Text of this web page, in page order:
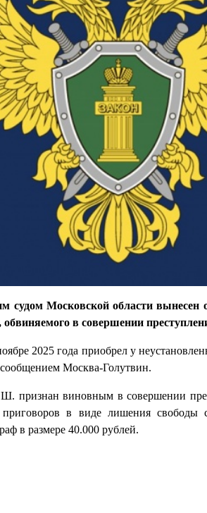
судом Московской области
в совершении
2025 года приобрел у
Москва-Голутвин.
Ш. признан виновным в совершении
приговоров в виде лишения
в размере 40.000 рублей.